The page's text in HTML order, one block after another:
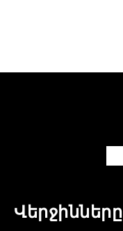
Վերջինները